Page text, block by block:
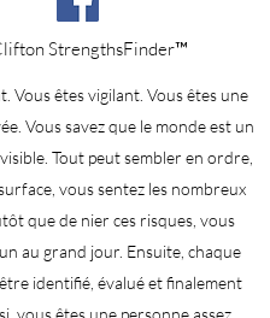
StrengthsFinder™
Vous êtes vigilant. Vous êtes une
Vous savez que le monde est un
Tout peut sembler en ordre,
vous sentez les nombreux
que de nier ces risques, vous
au grand jour. Ensuite, chaque
identifié, évalué et finalement
vous êtes une personne assez